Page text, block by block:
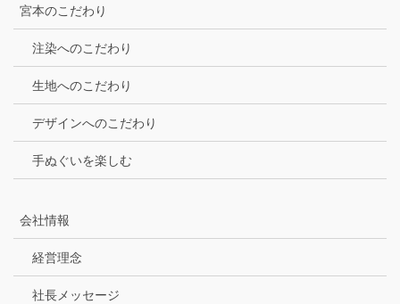
宮本のこだわり
注染へのこだわり
生地へのこだわり
デザインへのこだわり
手ぬぐいを楽しむ
会社情報
経営理念
社長メッセージ